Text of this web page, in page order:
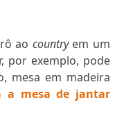
ao countryem um
por exemplo, pode
mesa em madeira
a mesa de jantar